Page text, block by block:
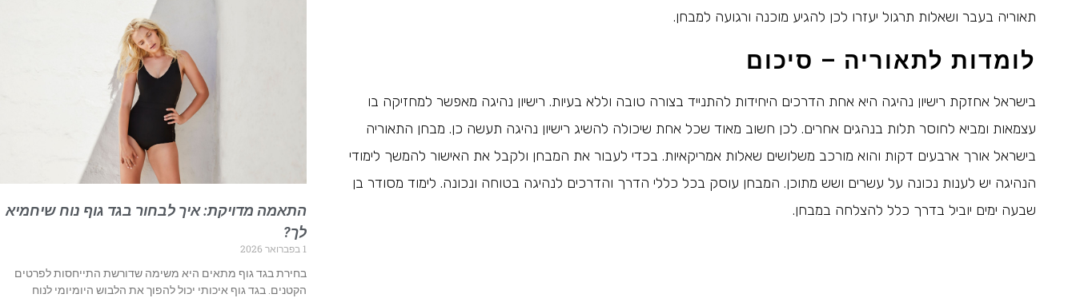
תאוריה בעבר ושאלות תרגול יעזרו לכן להגיע מוכנה ורגועה למבחן.
לומדות לתאוריה – סיכום
בישראל אחזקת רישיון נהיגה היא אחת הדרכים היחידות להתנייד בצורה טובה וללא בעיות. רישיון נהיגה מאפשר למחזיקה בו
עצמאות ומביא לחוסר תלות בנהגים אחרים. לכן חשוב מאוד שכל אחת שיכולה להשיג רישיון נהיגה תעשה כן. מבחן התאוריה
בישראל אורך ארבעים דקות והוא מורכב משלושים שאלות אמריקאיות. בכדי לעבור את המבחן ולקבל את האישור להמשך לימודי
הנהיגה יש לענות נכונה על עשרים ושש מתוכן. המבחן עוסק בכל כללי הדרך והדרכים לנהיגה בטוחה ונכונה. לימוד מסודר בן
שבעה ימים יוביל בדרך כלל להצלחה במבחן.
התאמה מדויקת: איך לבחור בגד גוף נוח שיחמיא
לך?
1 בפברואר 2026
בחירת בגד גוף מתאים היא משימה שדורשת התייחסות לפרטים
הקטנים. בגד גוף איכותי יכול להפוך את הלבוש היומיומי לנוח